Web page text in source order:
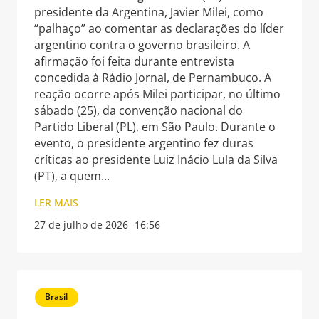
presidente da Argentina, Javier Milei, como
“palhaço” ao comentar as declarações do líder
argentino contra o governo brasileiro. A
afirmação foi feita durante entrevista
concedida à Rádio Jornal, de Pernambuco. A
reação ocorre após Milei participar, no último
sábado (25), da convenção nacional do
Partido Liberal (PL), em São Paulo. Durante o
evento, o presidente argentino fez duras
críticas ao presidente Luiz Inácio Lula da Silva
(PT), a quem
LER MAIS
27 de julho de 2026 16:56
Brasil